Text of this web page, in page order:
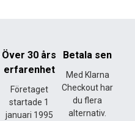
Över 30 års
erfarenhet
Företaget
startade 1
januari 1995
Betala sen
Med Klarna
Checkout har
du flera
alternativ.